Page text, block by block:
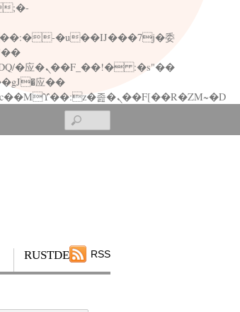
矁[��x�ZM~�n"��IB؃��!'����Тѕ��+��(m��IK�ʭ�/|��ϐܢ��F[��x�ZMz�G�� %嬩�/c��������[[��<�RI:�:c��MΎ��:z�졾�ܢ��F[��R�ZM~�D
RSS
RUSTDESK